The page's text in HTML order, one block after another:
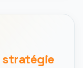
stratégie